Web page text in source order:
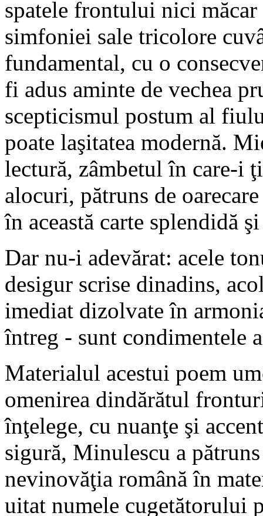
spatele frontului nici
simfoniei sale tricolore
fundamental, cu o
fi adus aminte de vechea
scepticismul postum al
poate laşitatea modernă.
lectură, zâmbetul în care-i
alocuri, pătruns de
în această carte splendidă
Dar nu-i adevărat: acele
desigur scrise dinadins,
imediat dizolvate în
întreg - sunt condimentele
Materialul acestui poem
omenirea dindărătul
înţelege, cu nuanţe şi
sigură, Minulescu a
nevinovăţia română în
uitat numele cugetătorului